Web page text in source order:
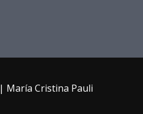
| María Cristina Pauli